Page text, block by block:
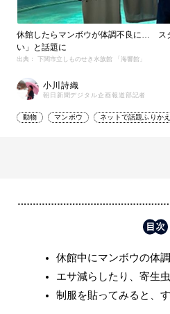
休館したらマンボウが体調不良に… ス
い」と話題に
出典： 下関市立しものせき水族館 「海響館」
小川詩織
朝日新聞デジタル企画報道部記者
動物 マンボウ ネットで話題ふりか
休館中にマンボウの体
エサ減らしたり、寄生
制服を貼ってみると、